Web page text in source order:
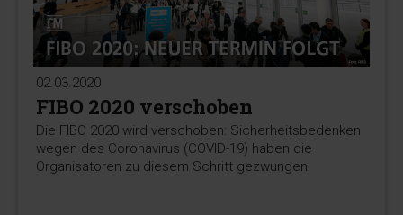
02.03.2020
FIBO 2020 verschoben
Die FIBO 2020 wird verschoben: Sicherheitsbedenken
wegen des Coronavirus (COVID-19) haben die
Organisatoren zu diesem Schritt gezwungen.